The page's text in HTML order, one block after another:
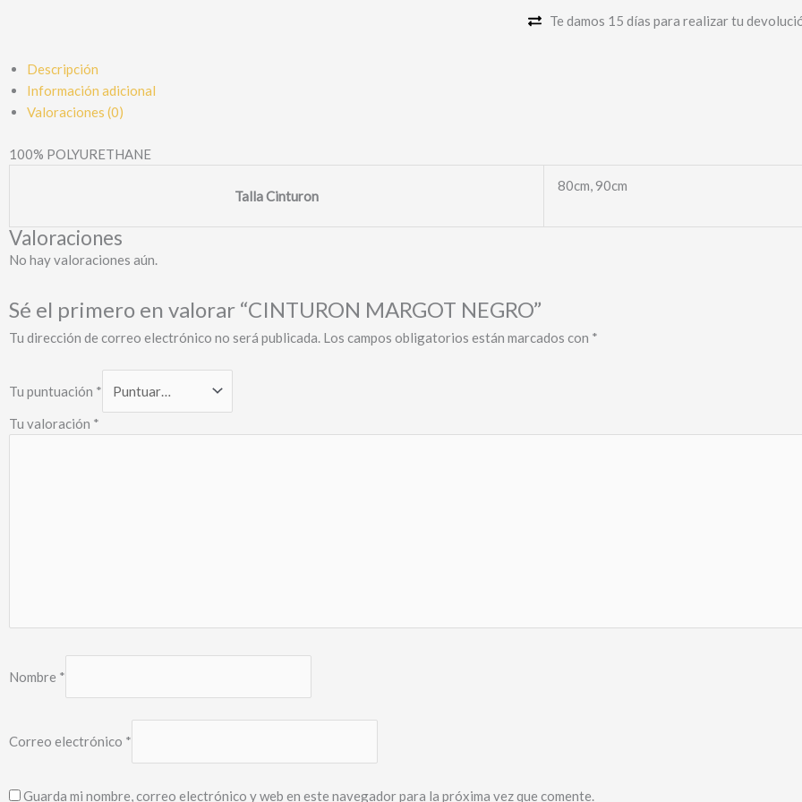
Te damos 15 días para realizar tu
Descripción
Información adicional
Valoraciones (0)
100% POLYURETHANE
Talla Cinturon
80cm, 90cm
Valoraciones
No hay valoraciones aún.
Sé el primero en valorar “CINTURON MARGOT NEGRO”
Tu dirección de correo electrónico no será publicada. Los campos obligatorios están marcados con *
Tu puntuación *
Tu valoración *
Nombre *
Correo electrónico *
Guarda mi nombre, correo electrónico y web en este navegador para la próxima vez que comente.